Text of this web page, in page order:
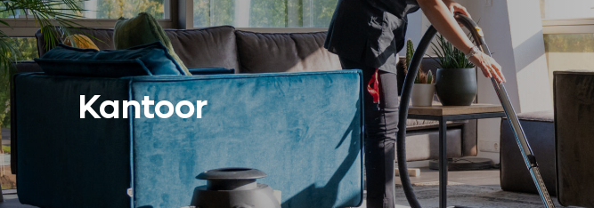
Kantoor